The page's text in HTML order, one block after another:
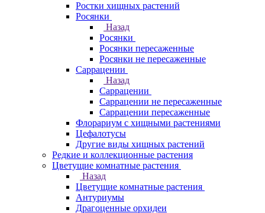
Ростки хищных растений
Росянки
Назад
Росянки
Росянки пересаженные
Росянки не пересаженные
Саррацении
Назад
Саррацении
Саррацении не пересаженные
Саррацении пересаженные
Флорариум с хищными растениями
Цефалотусы
Другие виды хищных растений
Редкие и коллекционные растения
Цветущие комнатные растения
Назад
Цветущие комнатные растения
Антуриумы
Драгоценные орхидеи